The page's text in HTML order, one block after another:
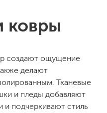
ковры
создают ощущение
делают
Тканевые
и пледы добавляют
и подчеркивают стиль